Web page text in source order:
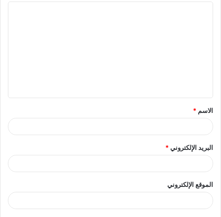
ق
*
الاسم *
البريد الإلكتروني*
الموقع الإلكتروني